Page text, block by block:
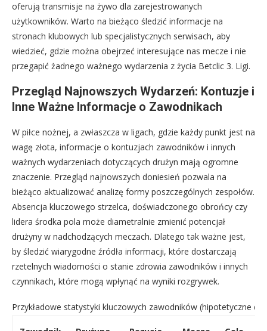
oferują transmisje na żywo dla zarejestrowanych
użytkowników. Warto na bieżąco śledzić informacje na
stronach klubowych lub specjalistycznych serwisach, aby
wiedzieć, gdzie można obejrzeć interesujące nas mecze i nie
przegapić żadnego ważnego wydarzenia z życia Betclic 3. Ligi.
Przegląd Najnowszych Wydarzeń: Kontuzje i
Inne Ważne Informacje o Zawodnikach
W piłce nożnej, a zwłaszcza w ligach, gdzie każdy punkt jest na
wagę złota, informacje o kontuzjach zawodników i innych
ważnych wydarzeniach dotyczących drużyn mają ogromne
znaczenie. Przegląd najnowszych doniesień pozwala na
bieżąco aktualizować analizę formy poszczególnych zespołów.
Absencja kluczowego strzelca, doświadczonego obrońcy czy
lidera środka pola może diametralnie zmienić potencjał
drużyny w nadchodzących meczach. Dlatego tak ważne jest,
by śledzić wiarygodne źródła informacji, które dostarczają
rzetelnych wiadomości o stanie zdrowia zawodników i innych
czynnikach, które mogą wpłynąć na wyniki rozgrywek.
Przykładowe statystyki kluczowych zawodników (hipotetyczne